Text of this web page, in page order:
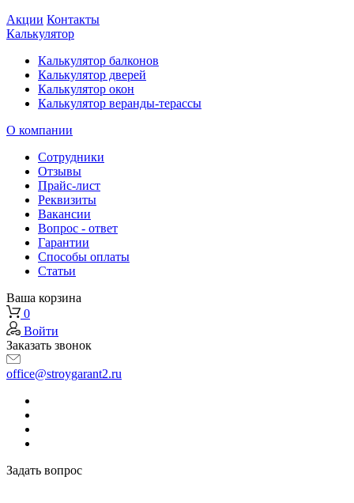
Акции Контакты
Калькулятор
Калькулятор балконов
Калькулятор дверей
Калькулятор окон
Калькулятор веранды-терассы
О компании
Сотрудники
Отзывы
Прайс-лист
Реквизиты
Вакансии
Вопрос - ответ
Гарантии
Способы оплаты
Статьи
Ваша корзина
0
Войти
Заказать звонок
office@stroygarant2.ru
Задать вопрос